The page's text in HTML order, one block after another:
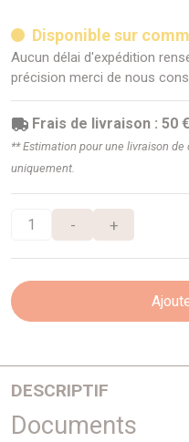
Disponible sur
Aucun délai d'expédition
précision merci de nous
Frais de livraison : 50
** Estimation pour une livraison
uniquement.
- +
DESCRIPTIF
Roll bar inox Triple tubes Ø
Documents